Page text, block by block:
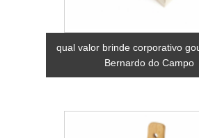
qual valor brinde corporativo
Bernardo do Campo